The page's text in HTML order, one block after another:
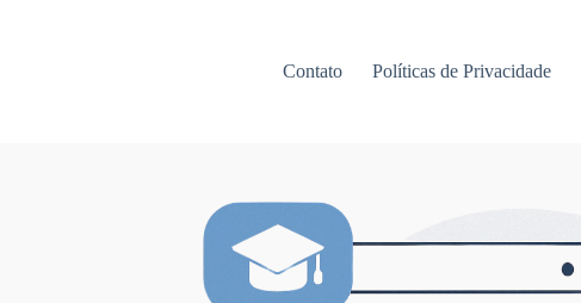
Contato Políticas de Privacidade